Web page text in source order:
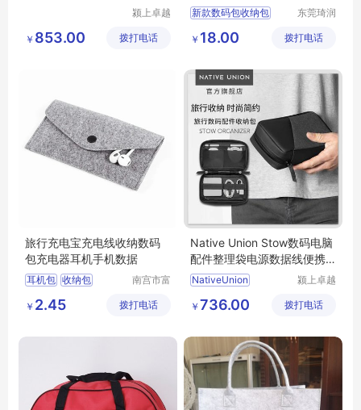
颍上卓越
有限公司
￥ 853.00 拨打电话
耳机包包定制
新款数码包收纳包
移动电源耳机收纳包定制
东莞琦润
公司
￥ 18.00 拨打电话
旅行充电宝充电线收纳数码
包充电器耳机手机数据
耳机包 收纳包
南宫市富
限公司
￥ 2.45 拨打电话
Native Union Stow数码电脑
配件整理袋电源数据线便携
旅行收纳包
NativeUnion
颍上卓越
有限公司
￥ 736.00 拨打电话